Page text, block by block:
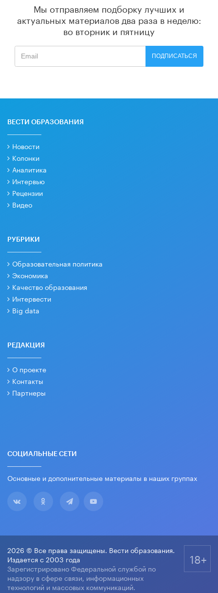
Мы отправляем подборку лучших и
актуальных материалов два раза в неделю:
во вторник и пятницу
ПОДПИСАТЬСЯ
ВЕСТИ ОБРАЗОВАНИЯ
Новости
Колонки
Аналитика
Интервью
Рецензии
Видео
РУБРИКИ
Образовательная политика
Экономика
Качество образования
Интервести
Big data
РЕДАКЦИЯ
О проекте
Контакты
Партнеры
СОЦИАЛЬНЫЕ СЕТИ
Основные и дополнительные материалы в наших группах
2026 © Все права защищены. Вести образования.
Издается с 2003 года
Зарегистрировано Федеральной службой по
надзору в сфере связи, информационных
технологий и массовых коммуникаций.
18+